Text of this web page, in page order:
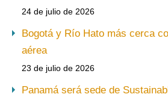
24 de julio de 2026
Bogotá y Río Hato más cerca
aérea
23 de julio de 2026
Panamá será sede de